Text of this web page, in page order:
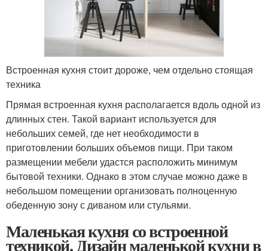
Встроенная кухня стоит дороже, чем отдельно стоящая
техника
Прямая встроенная кухня располагается вдоль одной из
длинных стен. Такой вариант используется для
небольших семей, где нет необходимости в
приготовлении больших объемов пищи. При таком
размещении мебели удастся расположить минимум
бытовой техники. Однако в этом случае можно даже в
небольшом помещении организовать полноценную
обеденную зону с диваном или стульями.
Маленькая кухня со встроенной
техникой. Дизайн маленькой кухни в